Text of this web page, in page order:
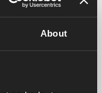
About